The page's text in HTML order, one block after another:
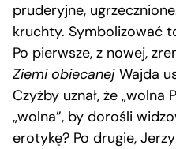
pruderyjne,
kruchty. Symbolizować
Po pierwsze, z nowej,
Ziemi obiecanej Wajda
Czyżby uznał, że „wolna
„wolna”, by dorośli
erotykę? Po drugie,